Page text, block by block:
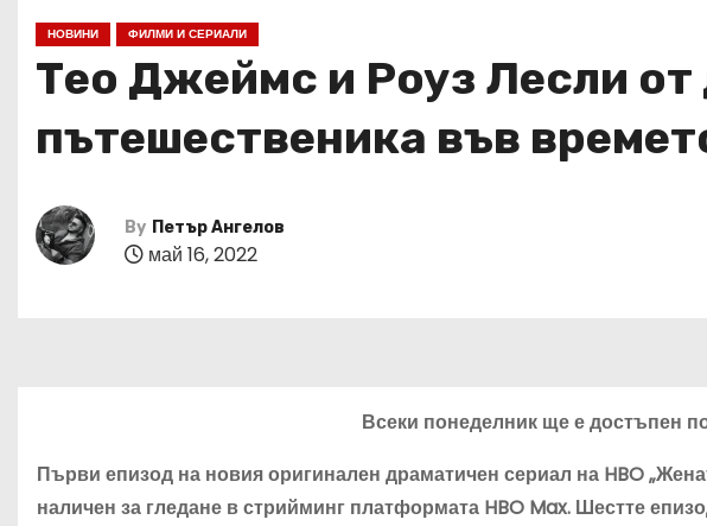
НОВИНИ ФИЛМИ И СЕРИАЛИ
Тео Джеймс и Роуз Лесли от
пътешественика във
By Петър Ангелов
май 16, 2022
Всеки понеделник ще е достъпен
Първи епизод на новия оригинален драматичен сериал на HBO
наличен за гледане в стрийминг платформата HBO Max. Шестте